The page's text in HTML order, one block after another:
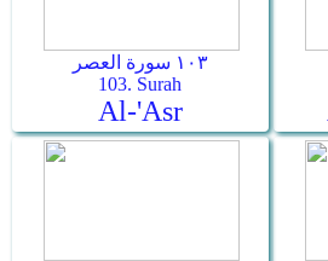
١٠٣ سورة العصر
103. Surah
Al-'Asr